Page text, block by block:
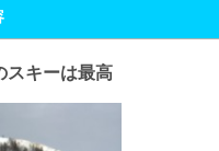
スキーは最高